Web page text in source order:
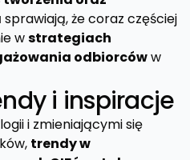
sprawiają, że coraz częściej
wstrategiach
odbiorcóww
i inspiracje
i zmieniającymi się
trendy w